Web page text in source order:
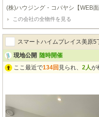
りの選択肢に、ぴったりです。品
び、美原モデルハウスのオーナー
ACO システムでつくる、心地よ
断熱性能と、太陽光発電（
来まで価値が続く『YUCACO の
に、ご来場ください。
(株)ハウジング・コバヤシ【WEB面
この会社の全物件を見る
スマートハイムプレイス美原5
現地公開 随時開催
ここ最近で134回 見られ、 2人が